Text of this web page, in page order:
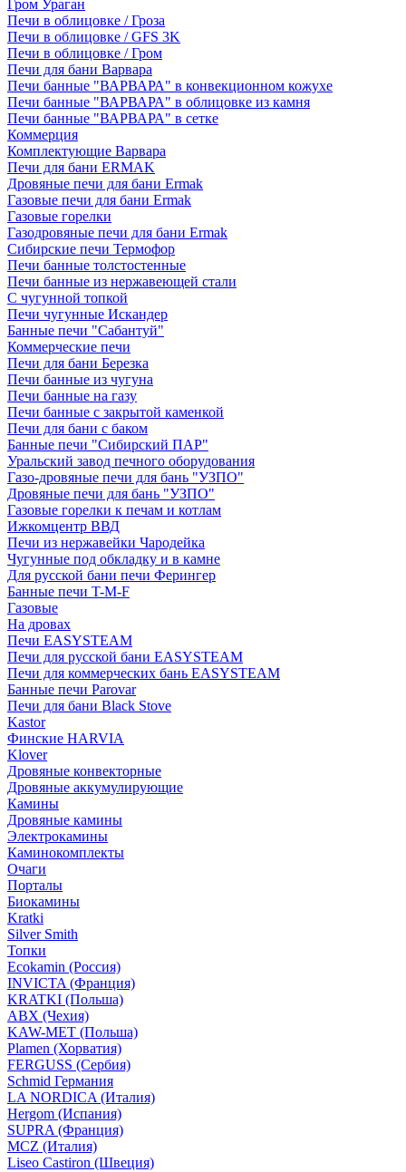
Гром Ураган
Печи в облицовке / Гроза
Печи в облицовке / GFS 3K
Печи в облицовке / Гром
Печи для бани Варвара
Печи банные "ВАРВАРА" в конвекционном кожухе
Печи банные "ВАРВАРА" в облицовке из камня
Печи банные "ВАРВАРА" в сетке
Коммерция
Комплектующие Варвара
Печи для бани ERMAK
Дровяные печи для бани Ermak
Газовые печи для бани Ermak
Газовые горелки
Газодровяные печи для бани Ermak
Сибирские печи Термофор
Печи банные толстостенные
Печи банные из нержавеющей стали
С чугунной топкой
Печи чугунные Искандер
Банные печи "Сабантуй"
Коммерческие печи
Печи для бани Березка
Печи банные из чугуна
Печи банные на газу
Печи банные с закрытой каменкой
Печи для бани с баком
Банные печи "Сибирский ПАР"
Уральский завод печного оборудования
Газо-дровяные печи для бань "УЗПО"
Дровяные печи для бань "УЗПО"
Газовые горелки к печам и котлам
Ижкомцентр ВВД
Печи из нержавейки Чародейка
Чугунные под обкладку и в камне
Для русской бани печи Ферингер
Банные печи T-M-F
Газовые
На дровах
Печи EASYSTEAM
Печи для русской бани EASYSTEAM
Печи для коммерческих бань EASYSTEAM
Банные печи Parovar
Печи для бани Black Stove
Kastor
Финские HARVIA
Klover
Дровяные конвекторные
Дровяные аккумулирующие
Камины
Дровяные камины
Электрокамины
Каминокомплекты
Очаги
Порталы
Биокамины
Kratki
Silver Smith
Топки
Ecokamin (Россия)
INVICTA (Франция)
KRATKI (Польша)
ABX (Чехия)
KAW-MET (Польша)
Plamen (Хорватия)
FERGUSS (Сербия)
Schmid Германия
LA NORDICA (Италия)
Hergom (Испания)
SUPRA (Франция)
MCZ (Италия)
Liseo Castiron (Швеция)